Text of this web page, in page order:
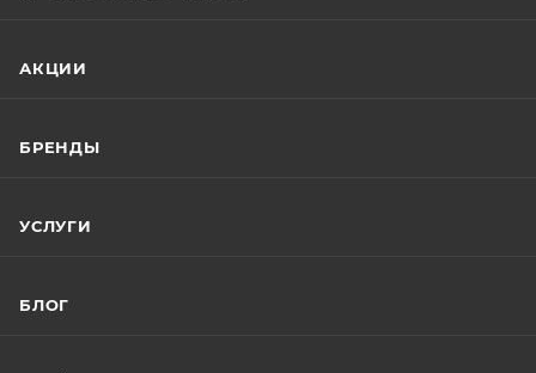
АКЦИИ
БРЕНДЫ
УСЛУГИ
БЛОГ